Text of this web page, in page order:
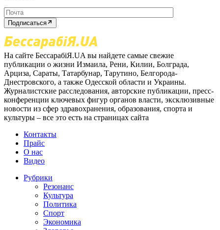
Подписаться
На сайте БессарабіЯ.UA вы найдете самые свежие
публикации о жизни Измаила, Рени, Килии, Болграда,
Арциза, Сараты, Татарбунар, Тарутино, Белгорода-
Днестровского, а также Одесской области и Украины.
Журналистские расследования, авторские публикации, пресс-
конференции ключевых фигур органов власти, эксклюзивные
новости из сфер здравохранения, образования, спорта и
культуры – все это есть на страницах сайта
Контакты
Прайс
О нас
Видео
Рубрики
Резонанс
Культура
Политика
Спорт
Экономика